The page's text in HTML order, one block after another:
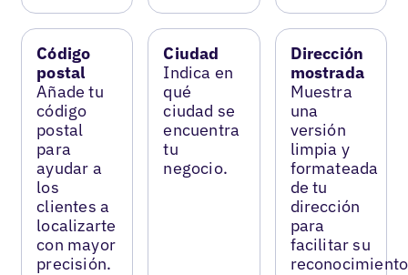
Código
postal
Añade tu
código
postal
para
ayudar a
los
clientes a
localizarte
con mayor
precisión.
Ciudad
Indica en
qué
ciudad se
encuentra
tu
negocio.
Dirección
mostrada
Muestra
una
versión
limpia y
formateada
de tu
dirección
para
facilitar su